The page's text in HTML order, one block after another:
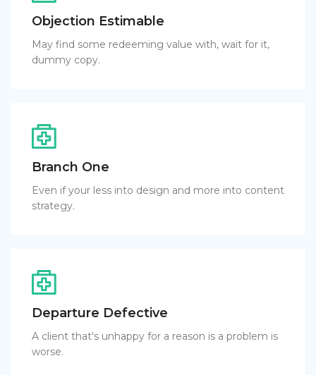
Objection Estimable
May find some redeeming value with, wait for it,
dummy copy.
Branch One
Even if your less into design and more into content
strategy.
Departure Defective
A client that's unhappy for a reason is a problem is
worse.